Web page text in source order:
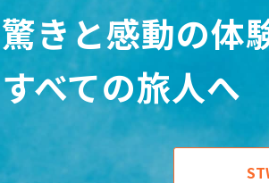
驚きと感動の体
すべての旅人へ